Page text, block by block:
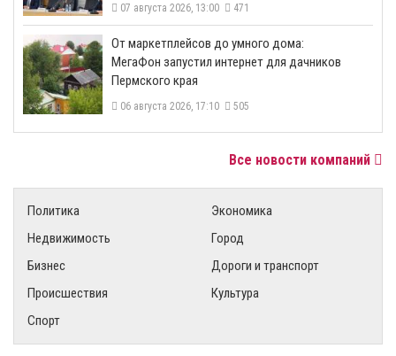
07 августа 2026, 13:00 471
От маркетплейсов до умного дома:
МегаФон запустил интернет для дачников
Пермского края
06 августа 2026, 17:10 505
Все новости компаний
Политика
Экономика
Недвижимость
Город
Бизнес
Дороги и транспорт
Происшествия
Культура
Спорт